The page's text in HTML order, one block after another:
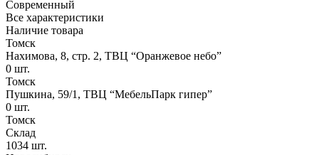
Современный
Все характеристики
Наличие товара
Томск
Нахимова, 8, стр. 2​, ТВЦ “Оранжевое небо​”
0 шт.
Томск
Пушкина, 59/1, ТВЦ “МебельПарк гипер”
0 шт.
Томск
Склад
1034 шт.